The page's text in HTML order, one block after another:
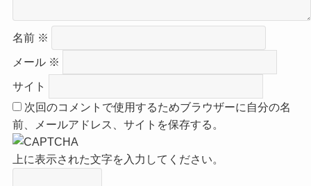
名前 ※
メール ※
サイト
次回のコメントで使用するためブラウザーに自分の名
前、メールアドレス、サイトを保存する。
上に表示された文字を入力してください。